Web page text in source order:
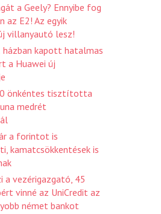
a Geely? Ennyibe fog
az E2! Az egyik
villanyautó lesz!
házban kapott hatalmas
a Huawei új
önkéntes tisztította
medrét
a forintot is
kamatcsökkentések is
a vezérigazgató, 45
vinné az UniCredit az
német bankot